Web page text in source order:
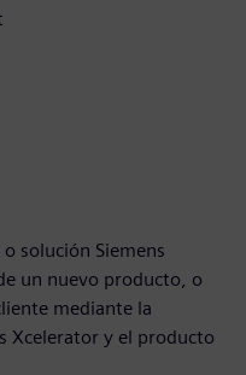
solución Siemens
un nuevo producto, o
mediante la
Xcelerator y el producto